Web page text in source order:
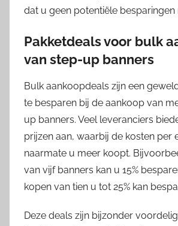
dat u geen potentiële besparingen
Pakketdeals voor bulk
van step-up banners
Bulk aankoopdeals zijn een
te besparen bij de aankoop van
up banners. Veel leveranciers
prijzen aan, waarbij de kosten per
naarmate u meer koopt.
van vijf banners kan u 15%
kopen van tien u tot 25% kan
Deze deals zijn bijzonder